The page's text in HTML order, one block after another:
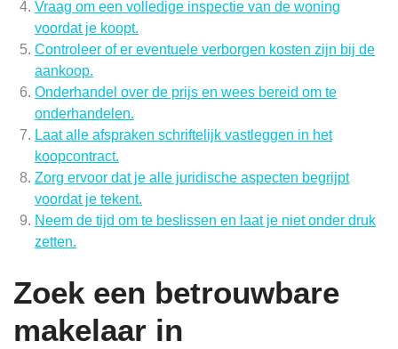
Vraag om een volledige inspectie van de woning
voordat je koopt.
Controleer of er eventuele verborgen kosten zijn bij de
aankoop.
Onderhandel over de prijs en wees bereid om te
onderhandelen.
Laat alle afspraken schriftelijk vastleggen in het
koopcontract.
Zorg ervoor dat je alle juridische aspecten begrijpt
voordat je tekent.
Neem de tijd om te beslissen en laat je niet onder druk
zetten.
Zoek een betrouwbare
makelaar in